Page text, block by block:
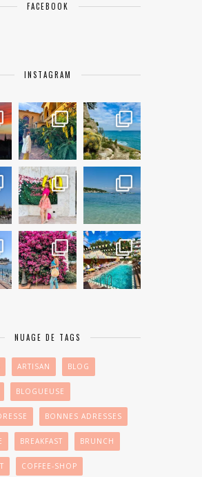
FACEBOOK
INSTAGRAM
NUAGE DE TAGS
ARTISAN BLOG
BLOGUEUSE
BONNES ADRESSES
BREAKFAST BRUNCH
COFFEE-SHOP